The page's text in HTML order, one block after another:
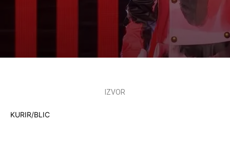
IZVOR
KURIR/BLIC